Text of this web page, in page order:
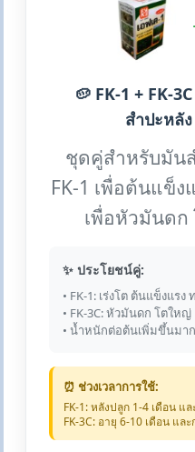
🥔 FK-1 + FK-
สำปะหลั
ชุดคู่สำหรับมัน
FK-1 เพื่อต้นแข็ง
เพื่อหัวมันดก
✨ ประโยชน์คู่:
• FK-1: เร่งโต ต้นแข็งแรง
• FK-3C: หัวมันดก โตใหญ่
• น้ำหนักต่อต้นเพิ่มขึ้นมาก
⏰ ช่วงเวลาการใช้:
FK-1: หลังปลูก 1-4 เดือน แ
FK-3C: อายุ 6-10 เดือน แล